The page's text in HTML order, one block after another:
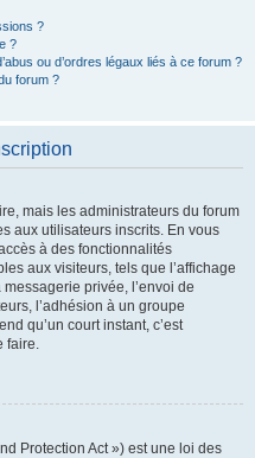
?
?
ou d’ordres légaux liés à ce forum ?
forum ?
mais les administrateurs du forum
aux utilisateurs inscrits. En vous
à des fonctionnalités
aux visiteurs, tels que l’affichage
privée, l’envoi de
l’adhésion à un groupe
qu’un court instant, c’est
faire.
Protection Act ») est une loi des